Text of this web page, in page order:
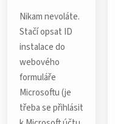
Nikam nevoláte.
Stačí opsat ID
instalace do
webového
formuláře
Microsoftu (je
třeba se přihlásit